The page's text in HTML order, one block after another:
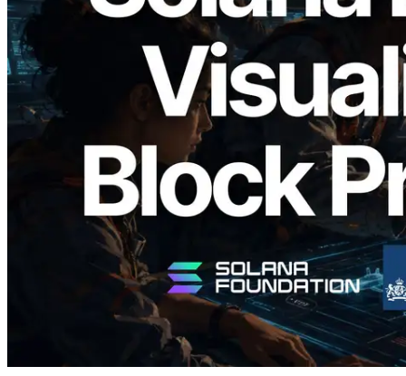
2026.05.24
Validators Solutions запускает Solana
Block Analyzer — визуализация
времени генерации блоков и
назначенных валидаторов на уровне
слотов
Читать статью